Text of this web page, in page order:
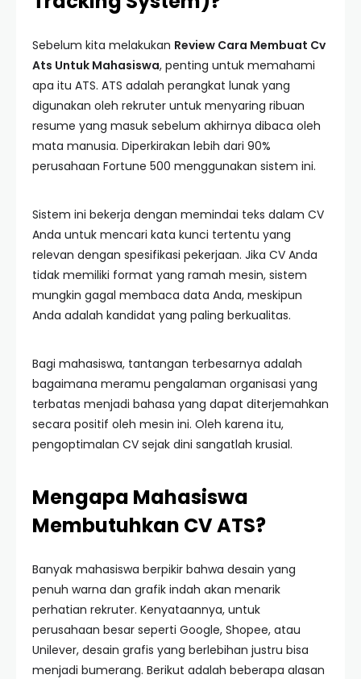
Sebelum kita melakukan Review Cara Membuat Cv
Ats Untuk Mahasiswa, penting untuk memahami
apa itu ATS. ATS adalah perangkat lunak yang
digunakan oleh rekruter untuk menyaring ribuan
resume yang masuk sebelum akhirnya dibaca oleh
mata manusia. Diperkirakan lebih dari 90%
perusahaan Fortune 500 menggunakan sistem ini.
Sistem ini bekerja dengan memindai teks dalam CV
Anda untuk mencari kata kunci tertentu yang
relevan dengan spesifikasi pekerjaan. Jika CV Anda
tidak memiliki format yang ramah mesin, sistem
mungkin gagal membaca data Anda, meskipun
Anda adalah kandidat yang paling berkualitas.
Bagi mahasiswa, tantangan terbesarnya adalah
bagaimana meramu pengalaman organisasi yang
terbatas menjadi bahasa yang dapat diterjemahkan
secara positif oleh mesin ini. Oleh karena itu,
pengoptimalan CV sejak dini sangatlah krusial.
Mengapa Mahasiswa
Membutuhkan CV ATS?
Banyak mahasiswa berpikir bahwa desain yang
penuh warna dan grafik indah akan menarik
perhatian rekruter. Kenyataannya, untuk
perusahaan besar seperti Google, Shopee, atau
Unilever, desain grafis yang berlebihan justru bisa
menjadi bumerang. Berikut adalah beberapa alasan